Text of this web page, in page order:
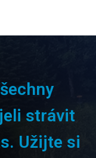
strávit
Užijte si